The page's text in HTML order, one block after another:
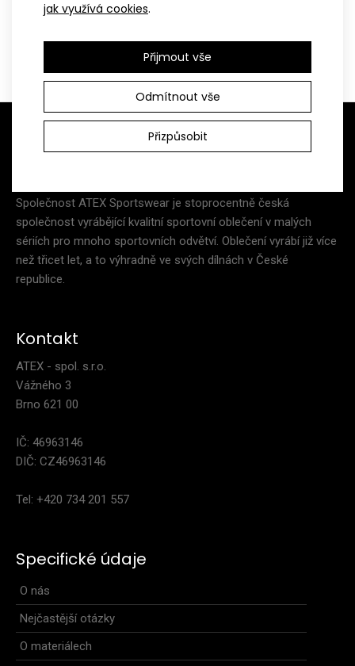
jak využívá cookies.
Přijmout vše
Odmítnout vše
Přizpůsobit
Společnost ATEX Sportswear je stoprocentně česká
společnost vyrábějící kvalitní sportovní oblečení v malých
sériích pro mnoho sportovních odvětví. Oblečení vyrábí již více
než třicet let, a to výhradně ve svých dílnách v České
republice.
Kontakt
ATEX - spol. s.r.o.
Vážného 3
Brno 621 00
IČ: 46963146
DIČ: CZ46963146
Tel: +420 734 201 557
Specifické údaje
O nás
Nejčastější otázky
O materiálech